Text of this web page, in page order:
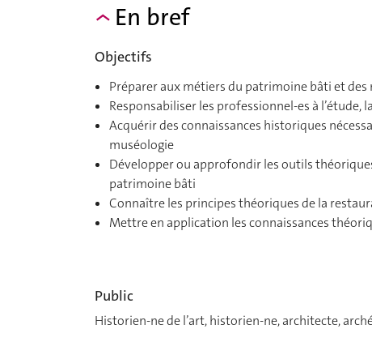
En bref
Objectifs
Préparer aux métiers du patrimoine bâti et des
Responsabiliser les professionnel-es à
Acquérir des connaissances historiques
muséologie
Développer ou approfondir les outils
patrimoine bâti
Connaître les principes théoriques de la
Mettre en application les connaissances
Public
Historien-ne de l’art, historien-ne, architecte,